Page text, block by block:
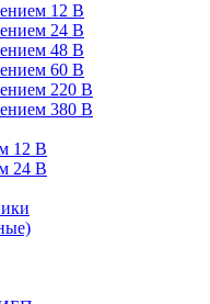
12 В
24 В
48 В
60 В
220 В
380 В
12 В
24 В